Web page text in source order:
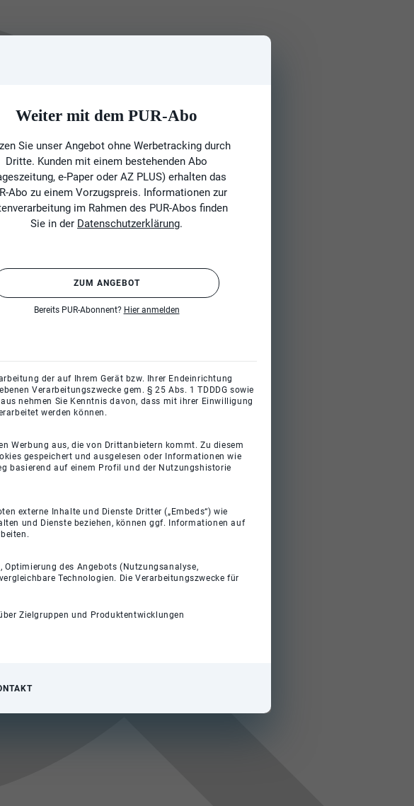
Weiter mit dem PUR-Abo
Sie unser Angebot ohne Werbetracking durch
Dritte. Kunden mit einem bestehenden Abo
e-Paper oder AZ PLUS) erhalten das
Abo zu einem Vorzugspreis. Informationen zur
im Rahmen des PUR-Abos finden
Sie in der Datenschutzerklärung.
ZUM ANGEBOT
Bereits PUR-Abonnent? Hier anmelden
der auf Ihrem Gerät bzw. Ihrer Endeinrichtung
Verarbeitungszwecke gem. § 25 Abs. 1 TDDDG sowie
nehmen Sie Kenntnis davon, dass mit ihrer Einwilligung
werden können.
Werbung aus, die von Drittanbietern kommt. Zu diesem
gespeichert und ausgelesen oder Informationen wie
basierend auf einem Profil und der Nutzungshistorie
externe Inhalte und Dienste Dritter („Embeds“) wie
und Dienste beziehen, können ggf. Informationen auf
des Angebots (Nutzungsanalyse,
Technologien. Die Verarbeitungszwecke für
Zielgruppen und Produktentwicklungen